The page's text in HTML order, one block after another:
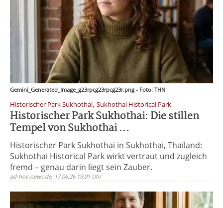
Gemini_Generated_Image_g23rpcg23rpcg23r.png - Foto: THN
Historischer Park Sukhothai, Sukhothai Historical Park
Historischer Park Sukhothai: Die stillen
Tempel von Sukhothai ...
Historischer Park Sukhothai in Sukhothai, Thailand:
Sukhothai Historical Park wirkt vertraut und zugleich
fremd – genau darin liegt sein Zauber.
ad-hoc-news.de, 17.06.26 19:01 Uhr